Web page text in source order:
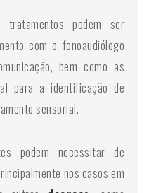
tratamentos podem ser
com o fonoaudiólogo
bem como as
para a identificação de
sensorial.
podem necessitar de
nos casos em